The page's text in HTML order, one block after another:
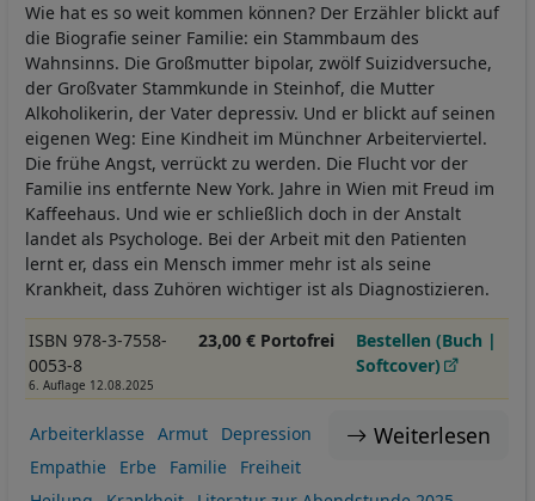
Wie hat es so weit kommen können? Der Erzähler blickt auf
die Biografie seiner Familie: ein Stammbaum des
Wahnsinns. Die Großmutter bipolar, zwölf Suizidversuche,
der Großvater Stammkunde in Steinhof, die Mutter
Alkoholikerin, der Vater depressiv. Und er blickt auf seinen
eigenen Weg: Eine Kindheit im Münchner Arbeiterviertel.
Die frühe Angst, verrückt zu werden. Die Flucht vor der
Familie ins entfernte New York. Jahre in Wien mit Freud im
Kaffeehaus. Und wie er schließlich doch in der Anstalt
landet als Psychologe. Bei der Arbeit mit den Patienten
lernt er, dass ein Mensch immer mehr ist als seine
Krankheit, dass Zuhören wichtiger ist als Diagnostizieren.
ISBN 978-3-7558-
0053-8
6. Auflage 12.08.2025
23,00 € Portofrei
Bestellen (Buch |
Softcover)
Weiterlesen
Arbeiterklasse Armut
Depression
Empathie
Erbe Familie
Freiheit